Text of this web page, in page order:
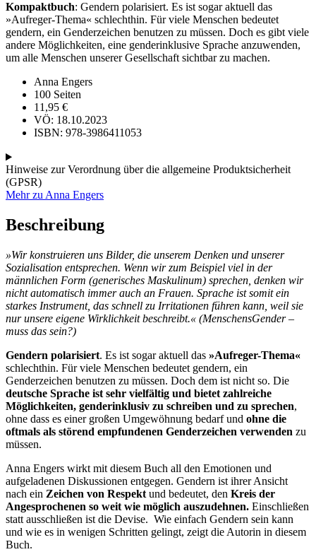
Kompaktbuch: Gendern polarisiert. Es ist sogar aktuell das
»Aufreger-Thema« schlechthin. Für viele Menschen bedeutet
gendern, ein Genderzeichen benutzen zu müssen. Doch es gibt viele
andere Möglichkeiten, eine genderinklusive Sprache anzuwenden,
um alle Menschen unserer Gesellschaft sichtbar zu machen.
Anna Engers
100 Seiten
11,95 €
VÖ: 18.10.2023
ISBN: 978-3986411053
Hinweise zur Verordnung über die allgemeine Produktsicherheit
(GPSR)
Mehr zu Anna Engers
Beschreibung
»Wir konstruieren uns Bilder, die unserem Denken und unserer
Sozialisation entsprechen. Wenn wir zum Beispiel viel in der
männlichen Form (generisches Maskulinum) sprechen, denken wir
nicht automatisch immer auch an Frauen. Sprache ist somit ein
starkes Instrument, das schnell zu Irritationen führen kann, weil sie
nur unsere eigene Wirklichkeit beschreibt.« (MenschensGender –
muss das sein?)
Gendern polarisiert. Es ist sogar aktuell das »Aufreger-Thema«
schlechthin. Für viele Menschen bedeutet gendern, ein
Genderzeichen benutzen zu müssen. Doch dem ist nicht so. Die
deutsche Sprache ist sehr vielfältig und bietet zahlreiche
Möglichkeiten, genderinklusiv zu schreiben und zu sprechen,
ohne dass es einer großen Umgewöhnung bedarf und ohne die
oftmals als störend empfundenen Genderzeichen verwenden zu
müssen.
Anna Engers wirkt mit diesem Buch all den Emotionen und
aufgeladenen Diskussionen entgegen. Gendern ist ihrer Ansicht
nach ein Zeichen von Respekt und bedeutet, den Kreis der
Angesprochenen so weit wie möglich auszudehnen. Einschließen
statt ausschließen ist die Devise. Wie einfach Gendern sein kann
und wie es in wenigen Schritten gelingt, zeigt die Autorin in diesem
Buch.